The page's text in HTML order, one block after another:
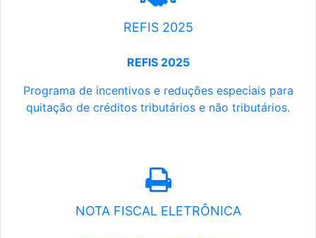
REFIS 2025
REFIS 2025
Programa de incentivos e reduções especiais para
quitação de créditos tributários e não tributários.
NOTA FISCAL ELETRÔNICA